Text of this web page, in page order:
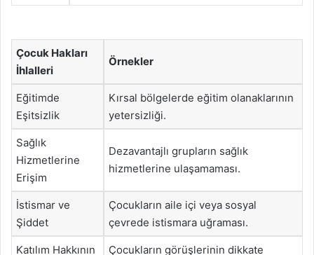
Çocuk Hakları
İhlalleri
Örnekler
Eğitimde
Eşitsizlik
Kırsal bölgelerde eğitim olanaklarının
yetersizliği.
Sağlık
Hizmetlerine
Erişim
Dezavantajlı grupların sağlık
hizmetlerine ulaşamaması.
İstismar ve
Şiddet
Çocukların aile içi veya sosyal
çevrede istismara uğraması.
Katılım Hakkının
Çocukların görüşlerinin dikkate